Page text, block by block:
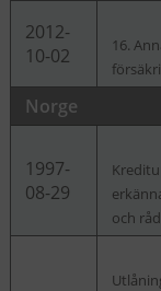
2012-
10-02
16.
Norge
1997-
08-29
och